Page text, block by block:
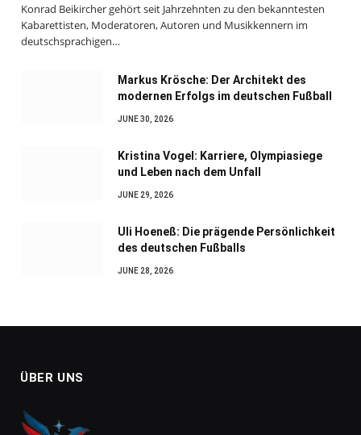
Konrad Beikircher gehört seit Jahrzehnten zu den bekanntesten
Kabarettisten, Moderatoren, Autoren und Musikkennern im
deutschsprachigen…
Markus Krösche: Der Architekt des
modernen Erfolgs im deutschen Fußball
JUNE 30, 2026
Kristina Vogel: Karriere, Olympiasiege
und Leben nach dem Unfall
JUNE 29, 2026
Uli Hoeneß: Die prägende Persönlichkeit
des deutschen Fußballs
JUNE 28, 2026
ÜBER UNS